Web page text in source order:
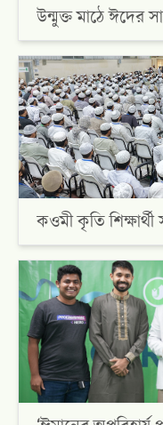
উন্মুক্ত মাঠে
কওমী কৃতি